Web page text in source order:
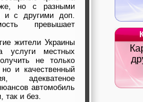
но с разными
и с другими доп.
превышает
жители Украины
услуги местных
не только
и качественный
адекватеное
автомобиль
так и без.